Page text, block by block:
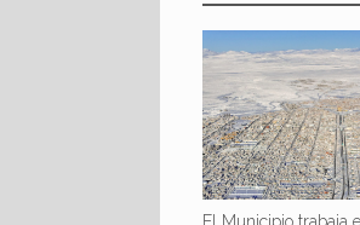
El Municipio trabaja